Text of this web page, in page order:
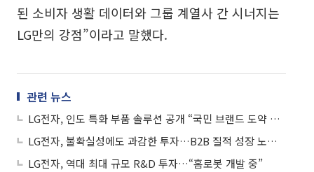
된 소비자 생활 데이터와 그룹 계열사 간 시너지는
LG만의 강점”이라고 말했다.
관련 뉴스
LG전자, 인도 특화 부품 솔루션 공개 “국민 브랜드 도약 속도”
LG전자, 불확실성에도 과감한 투자…B2B 질적 성장 노린다
LG전자, 역대 최대 규모 R&D 투자…“홈로봇 개발 중”